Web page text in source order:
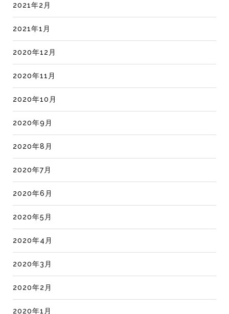
2021年2月
2021年1月
2020年12月
2020年11月
2020年10月
2020年9月
2020年8月
2020年7月
2020年6月
2020年5月
2020年4月
2020年3月
2020年2月
2020年1月